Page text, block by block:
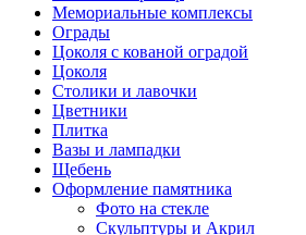
Мемориальные комплексы
Ограды
Цоколя с кованой оградой
Цоколя
Столики и лавочки
Цветники
Плитка
Вазы и лампадки
Щебень
Оформление памятника
Фото на стекле
Скульптуры и Акрил